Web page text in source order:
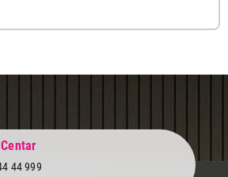
multimedijalne uređaje koji će ti
sa tvojim najmilijima. Istraži našu
spektar vrhunskih televizora sa
i kvalitetnih fotoaparata za snimanje
serije i sportske događaje sa
i osećajem da si deo svake scene.
44 999